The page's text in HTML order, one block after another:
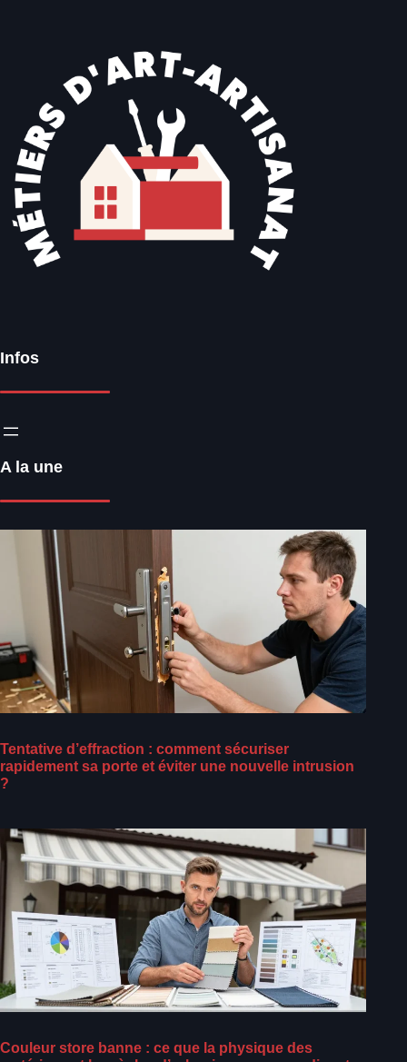
Infos
A la une
Tentative d’effraction : comment sécuriser
rapidement sa porte et éviter une nouvelle intrusion
?
Couleur store banne : ce que la physique des